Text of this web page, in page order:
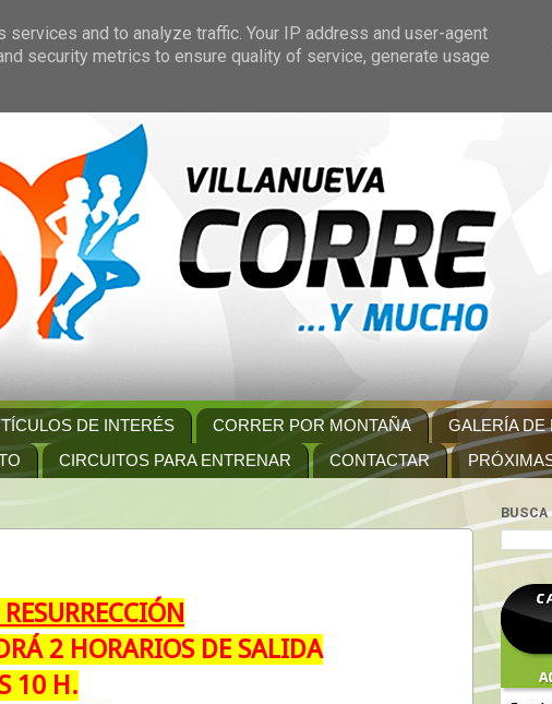
DE INTERÉS CORRER POR MONTAÑA
GALERÍA DE
CIRCUITOS PARA ENTRENAR CONTACTAR
2 HORARIOS DE SALIDA
10 H.
and to analyze traffic. Your IP address and user-agent
security metrics to ensure quality of service, generate usage